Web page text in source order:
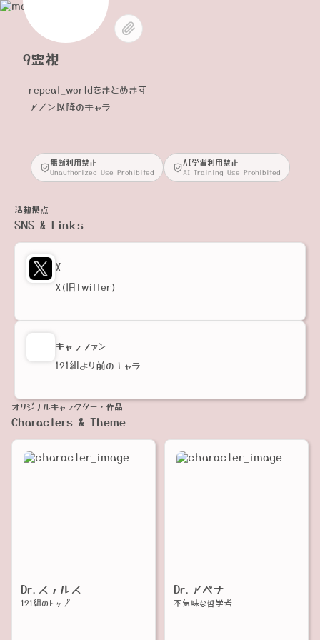
9霊視
repeat_worldをまとめます
アノン以降のキャラ
無断利用禁止
Unauthorized Use Prohibited
AI学習利用禁止
AI Training Use Prohibited
活動拠点
SNS & Links
X
X(旧Twitter)
キャラファン
121組より前のキャラ
オリジナルキャラクター・作品
Characters & Theme
Dr.ステルス
121組のトップ
Dr.アベナ
不気味な哲学者